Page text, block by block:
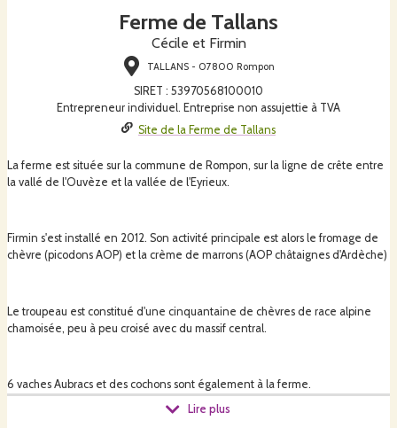
Ferme de Tallans
Cécile et Firmin
TALLANS - 07800 Rompon
SIRET : 53970568100010
Entrepreneur individuel. Entreprise non assujettie à TVA
Site de la Ferme de Tallans
La ferme est située sur la commune de Rompon, sur la ligne de crête entre
la vallé de l'Ouvèze et la vallée de l'Eyrieux.
Firmin s'est installé en 2012. Son activité principale est alors le fromage de
chèvre (picodons AOP) et la crème de marrons (AOP châtaignes d'Ardèche)
Le troupeau est constitué d'une cinquantaine de chèvres de race alpine
chamoisée, peu à peu croisé avec du massif central.
6 vaches Aubracs et des cochons sont également à la ferme.
Lire plus